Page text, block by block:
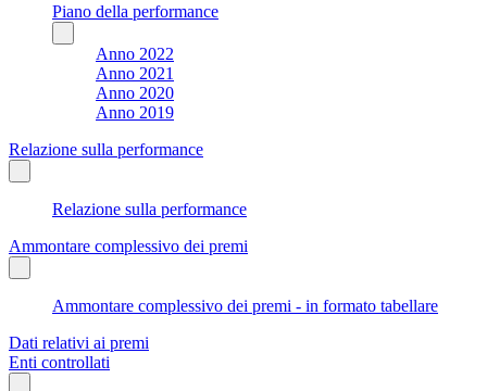
Piano della performance
Anno 2022
Anno 2021
Anno 2020
Anno 2019
Relazione sulla performance
Relazione sulla performance
Ammontare complessivo dei premi
Ammontare complessivo dei premi - in formato tabellare
Dati relativi ai premi
Enti controllati